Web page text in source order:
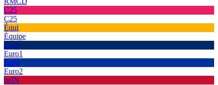
C25
C25
Équi
Équipe
Euro
Euro1
Euro
Euro2
beIN